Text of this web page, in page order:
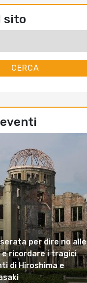
sito
per dire no alle
e ricordare i tragici
di Hiroshima e